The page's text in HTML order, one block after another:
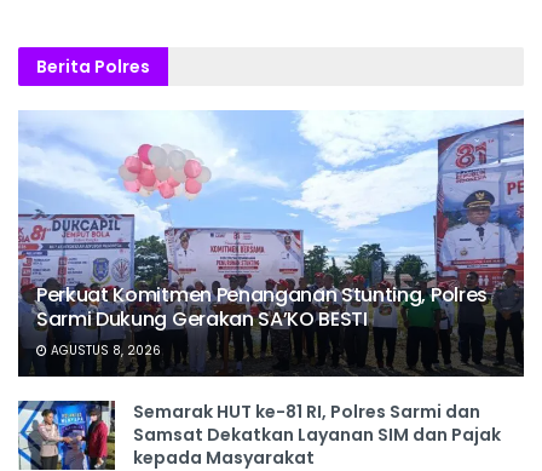
Berita Polres
Perkuat Komitmen Penanganan Stunting, Polres
Sarmi Dukung Gerakan SA’KO BESTI
AGUSTUS 8, 2026
Semarak HUT ke-81 RI, Polres Sarmi dan
Samsat Dekatkan Layanan SIM dan Pajak
kepada Masyarakat